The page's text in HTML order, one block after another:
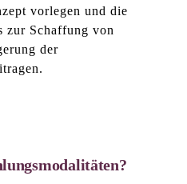
vorlegen und die
zur Schaffung von
der